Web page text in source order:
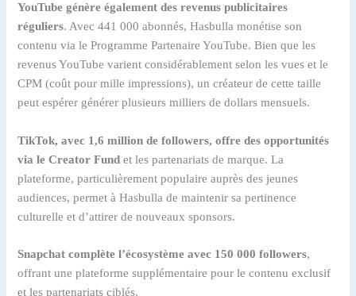
YouTube génère également des revenus publicitaires
réguliers. Avec 441 000 abonnés, Hasbulla monétise son
contenu via le Programme Partenaire YouTube. Bien que les
revenus YouTube varient considérablement selon les vues et le
CPM (coût pour mille impressions), un créateur de cette taille
peut espérer générer plusieurs milliers de dollars mensuels.
TikTok, avec 1,6 million de followers, offre des opportunités
via le Creator Fund et les partenariats de marque. La
plateforme, particulièrement populaire auprès des jeunes
audiences, permet à Hasbulla de maintenir sa pertinence
culturelle et d’attirer de nouveaux sponsors.
Snapchat complète l’écosystème avec 150 000 followers,
offrant une plateforme supplémentaire pour le contenu exclusif
et les partenariats ciblés.